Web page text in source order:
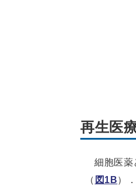
再生医
細胞医薬
（ 図1B）．